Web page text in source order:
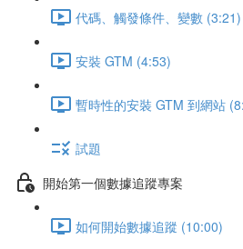
代碼、觸發條件、變數 (3:21)
安裝 GTM (4:53)
暫時性的安裝 GTM 到網站
試題
開始第一個數據追蹤專案
如何開始數據追蹤 (10:00)